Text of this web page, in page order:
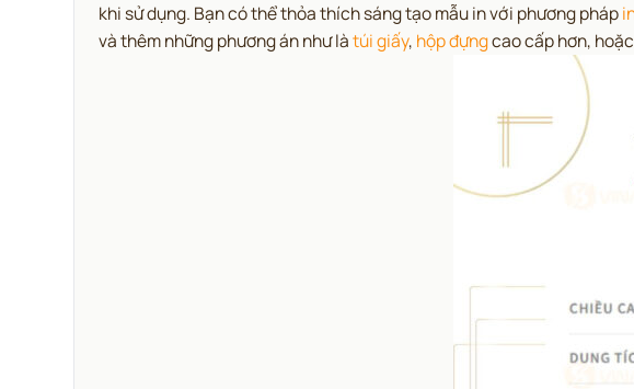
khi sử dụng. Bạn có thể thỏa thích sáng tạo mẫu in với phương pháp
và thêm những phương án như làtúi giấy, hộp đựngcao cấp hơn, hoặc